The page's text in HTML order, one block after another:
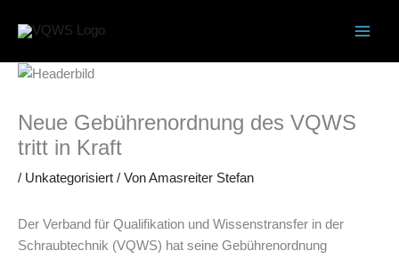
Inhalt
Neue Gebührenordnung des VQWS
tritt in Kraft
/ Unkategorisiert / VonAmasreiter Stefan
Der Verband für Qualifikation und Wissenstransfer in der
Schraubtechnik (VQWS) hat seine Gebührenordnung